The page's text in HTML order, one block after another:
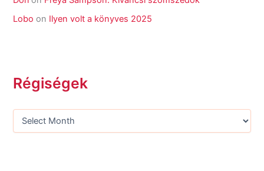
Lobo on Ilyen volt a könyves 2025
Régiségek